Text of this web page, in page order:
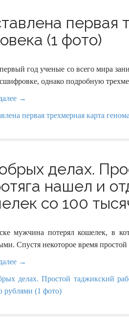
первая
(1 фото)
год ученые со всего мира
однако подробную
→
делах.
нашел и
со 100
мужчина потерял кошелек, в
Спустя некоторое время
→